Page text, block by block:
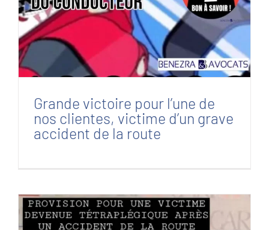
Grande victoire pour l’une de nos clientes,
victime d’un grave accident de la route
Grande victoire pour l’une de
nos clientes, victime d’un grave
accident de la route